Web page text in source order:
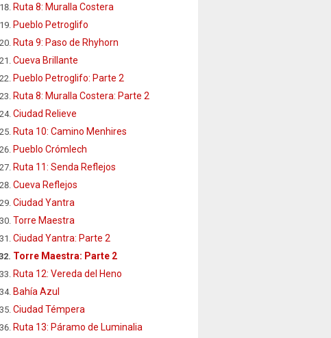
Ruta 8: Muralla Costera
Pueblo Petroglifo
Ruta 9: Paso de Rhyhorn
Cueva Brillante
Pueblo Petroglifo: Parte 2
Ruta 8: Muralla Costera: Parte 2
Ciudad Relieve
Ruta 10: Camino Menhires
Pueblo Crómlech
Ruta 11: Senda Reflejos
Cueva Reflejos
Ciudad Yantra
Torre Maestra
Ciudad Yantra: Parte 2
Torre Maestra: Parte 2
Ruta 12: Vereda del Heno
Bahía Azul
Ciudad Témpera
Ruta 13: Páramo de Luminalia